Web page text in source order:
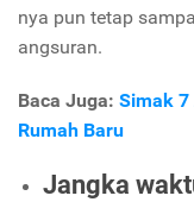
nya pun tetap
angsuran.
Baca Juga: Simak 7
Rumah Baru
Jangka